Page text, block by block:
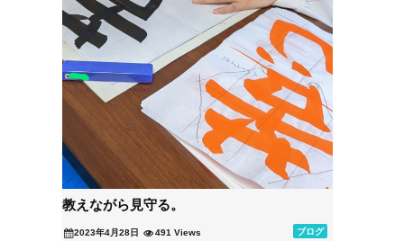
教えながら見守る。
2023年4月28日 ブログ
491 Views